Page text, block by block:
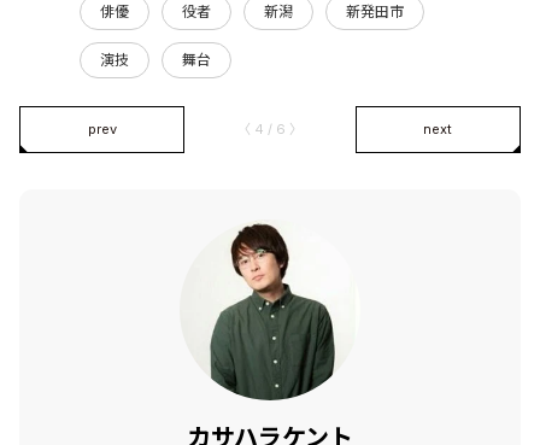
俳優 役者 新潟 新発田市
演技 舞台
prev 〈 4 / 6 〉 next
カサハラケント